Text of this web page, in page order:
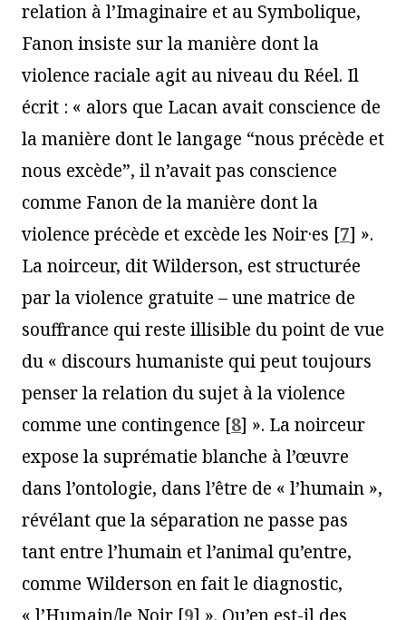
relation à l’Imaginaire et au Symbolique,
Fanon insiste sur la manière dont la
violence raciale agit au niveau du Réel. Il
écrit : « alors que Lacan avait conscience de
la manière dont le langage “nous précède et
nous excède”, il n’avait pas conscience
comme Fanon de la manière dont la
violence précède et excède les Noir·es [7] ».
La noirceur, dit Wilderson, est structurée
par la violence gratuite – une matrice de
souffrance qui reste illisible du point de vue
du « discours humaniste qui peut toujours
penser la relation du sujet à la violence
comme une contingence [8] ». La noirceur
expose la suprématie blanche à l’œuvre
dans l’ontologie, dans l’être de « l’humain »,
révélant que la séparation ne passe pas
tant entre l’humain et l’animal qu’entre,
comme Wilderson en fait le diagnostic,